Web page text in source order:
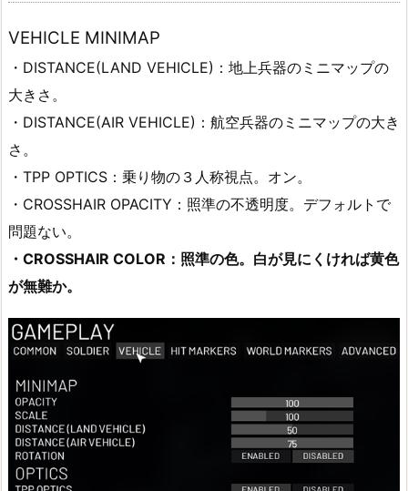
VEHICLE MINIMAP
・DISTANCE(LAND VEHICLE)：地上兵器のミニマップの
大きさ。
・DISTANCE(AIR VEHICLE)：航空兵器のミニマップの大き
さ。
・TPP OPTICS：乗り物の３人称視点。オン。
・CROSSHAIR OPACITY：照準の不透明度。デフォルトで
問題ない。
・CROSSHAIR COLOR：照準の色。白が見にくければ黄色
が無難か。